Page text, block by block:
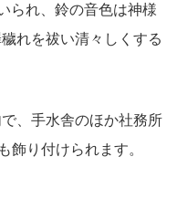
られ、鈴の音色は神様
れを祓い清々しくする
、手水舎のほか社務所
飾り付けられます。